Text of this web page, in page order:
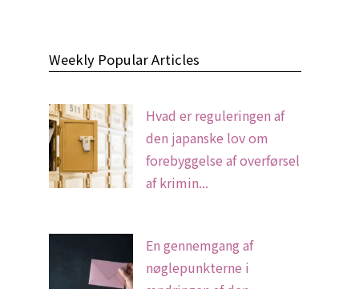
Weekly Popular Articles
Hvad er reguleringen af
den japanske lov om
forebyggelse af overførsel
af krimin...
En gennemgang af
nøglepunkterne i